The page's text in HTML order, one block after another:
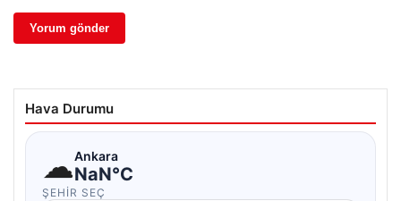
Hava Durumu
☁Ankara
NaN°C
ŞEHIR SEÇ